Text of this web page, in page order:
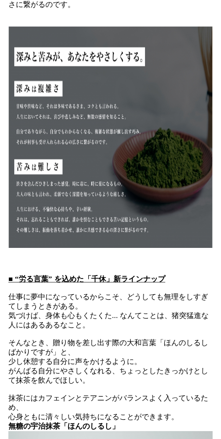
さに繋がるのです。
■ “労る言葉” を込めた「千休」新ラインナップ
仕事に夢中になっているからこそ、どうしても無理をしすぎ
てしまうときがある。
気づけば、身体も心もくたくた... なんてことは、猪突猛進な
人にはあるあるなこと。
そんなとき、贈り物を差し出す際の大和言葉「ほんのしるし
ばかりですが」と、
少し休憩する自分に声をかけるように。
がんばる自分にやさしくなれる、ちょっとしたきっかけとし
て抹茶を飲んでほしい。
抹茶にはカフェインとテアニンがバランスよく入っているた
め、
心身ともに清々しい気持ちになることができます。
無糖の宇治抹茶「ほんのしるし」